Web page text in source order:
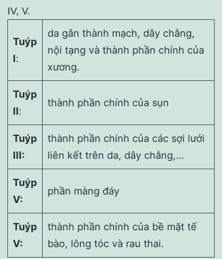
IV, V.
Tuýp
I:
da gân thành mạch, dây chằng,
nội tạng và thành phần chính của
xương.
Tuýp
II:
thành phần chính của sụn
Tuýp
III:
thành phần chính của các sợi lưới
liên kết trên da, dây chằng,…
Tuýp
V:
phần màng đáy
Tuýp
V:
thành phần chính của bề mặt tế
bào, lông tóc và rau thai.